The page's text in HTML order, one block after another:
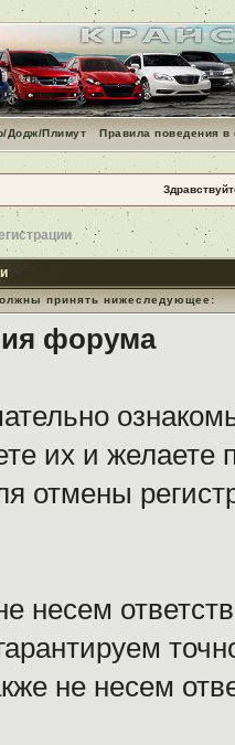
Додж/Плимут Правила поведения
принять нижеследующее:
форума
их и желаете
отмены
несем
не несем